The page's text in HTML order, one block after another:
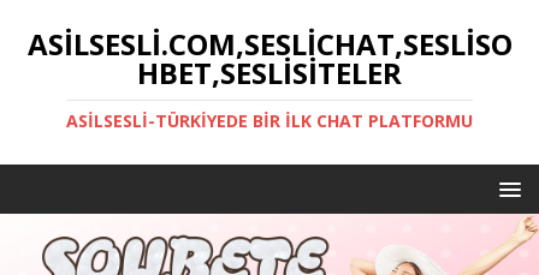
ASILSESLI.COM,SESLICHAT,SESLISO
HBET,SESLISITELER
ASILSESLI-TÜRKIYEDE BIR İLK CHAT PLATFORMU